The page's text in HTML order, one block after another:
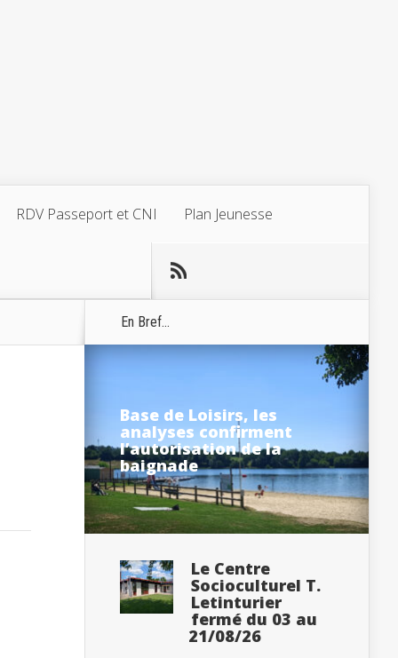
RDV Passeport et CNI Plan Jeunesse
En Bref...
Base de Loisirs, les
analyses confirment
l’autorisation de la
baignade
Le Centre
Socioculturel T.
Letinturier
fermé du 03 au
21/08/26